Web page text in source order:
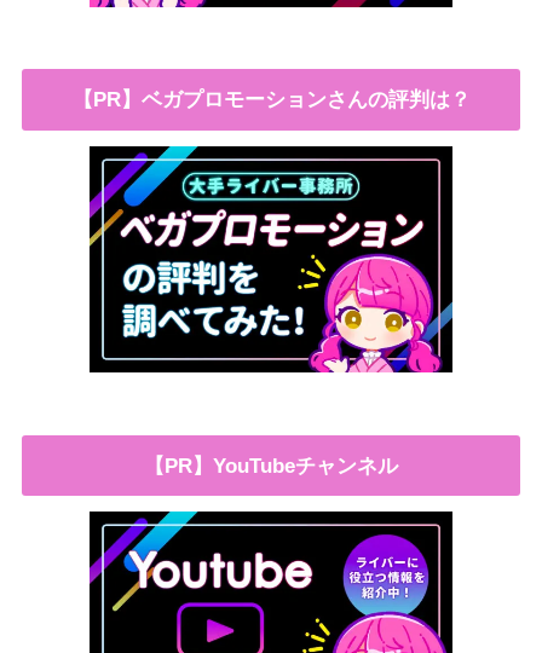
【PR】ベガプロモーションさんの評判は？
【PR】YouTubeチャンネル